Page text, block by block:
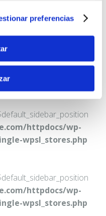
preferencias
httpdocs/wp-
wpsl_stores.php
httpdocs/wp-
wpsl_stores.php